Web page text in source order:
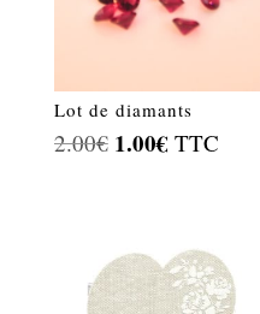
Lot de diamants
2.00€ Le
2.00€.
1.00€Le
1.00€.
TTC